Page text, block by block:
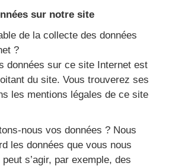
sur notre site
de la collecte des données
?
données sur ce site Internet est
du site. Vous trouverez ses
les mentions légales de ce site
nous vos données ? Nous
les données que vous nous
s’agir, par exemple, des